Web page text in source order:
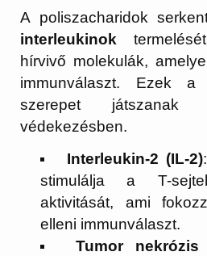
A poliszacharidok
interleukinok
hírvivő molekulák,
immunválaszt. Ezek a
szerepet
védekezésben.
Interleukin-2 (IL-2)
stimulálja a T-
aktivitását, ami
elleni immunválaszt.
Tumor